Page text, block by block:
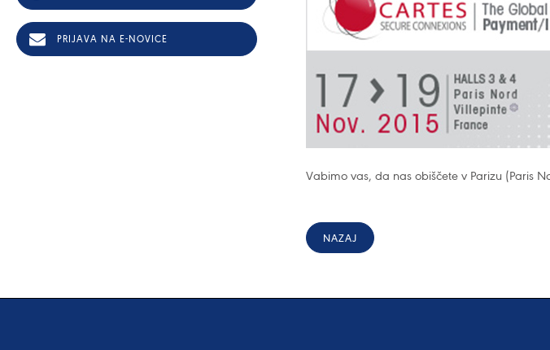
PRIJAVA NA E-NOVICE
Vabimo vas, da nas obiščete v Parizu (Paris
NAZAJ